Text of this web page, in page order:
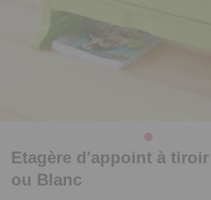
Etagère d'appoint à
ou Blanc